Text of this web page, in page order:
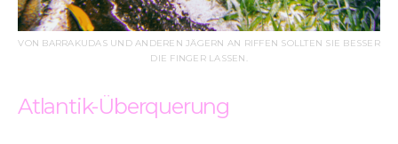
VON BARRAKUDAS UND ANDEREN JÄGERN AN RIFFEN SOLLTEN SIE BESSER
DIE FINGER LASSEN.
Atlantik-Überquerung